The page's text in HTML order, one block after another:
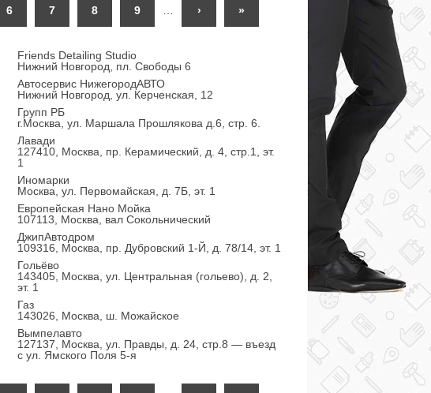
6 7 8 9 › »
Friends Detailing Studio
Нижний Новгород, пл. Свободы 6
Автосервис НижегородАВТО
Нижний Новгород, ул. Керченская, 12
Групп РБ
г.Москва, ул. Маршала Прошлякова д.6, стр. 6.
Лавади
127410, Москва, пр. Керамический, д. 4, стр.1, эт.
1
Иномарки
Москва, ул. Первомайская, д. 7Б, эт. 1
Европейская Нано Мойка
107113, Москва, вал Сокольнический
ДжипАвтодром
109316, Москва, пр. Дубровский 1-Й, д. 78/14, эт. 1
Гольёво
143405, Москва, ул. Центральная (гольево), д. 2,
эт. 1
Газ
143026, Москва, ш. Можайское
Вымпелавто
127137, Москва, ул. Правды, д. 24, стр.8 — въезд
с ул. Ямского Поля 5-я